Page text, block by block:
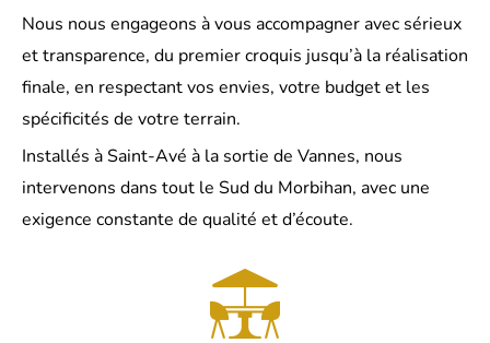
Nous nous engageons à vous accompagner avec sérieux
et transparence, du premier croquis jusqu’à la réalisation
finale, en respectant vos envies, votre budget et les
spécificités de votre terrain.
Installés à Saint-Avé à la sortie de Vannes, nous
intervenons dans tout le Sud du Morbihan, avec une
exigence constante de qualité et d’écoute.